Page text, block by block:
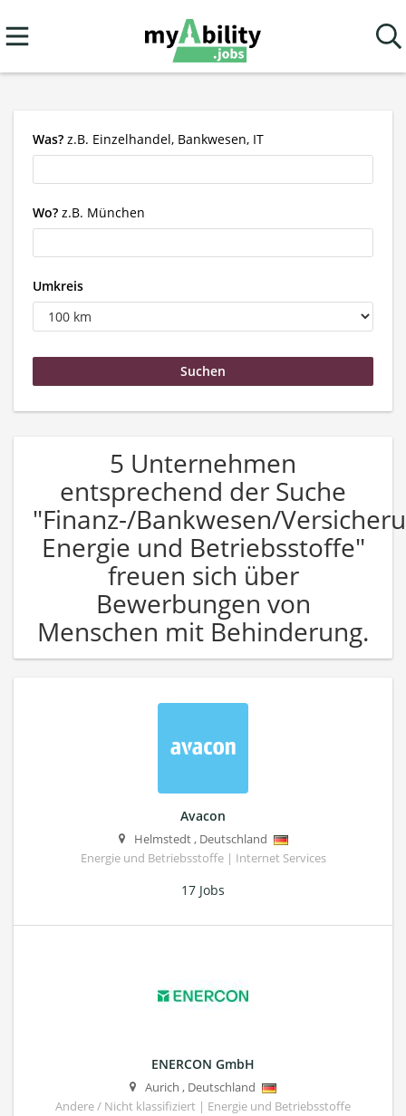
Was? z.B. Einzelhandel, Bankwesen, IT
Wo? z.B. München
Umkreis
5 Unternehmen
entsprechend der Suche
"Finanz-/Bankwesen/
Energie und Betriebsstoffe"
freuen sich über
Bewerbungen von
Menschen mit Behinderung.
Avacon
Helmstedt, Deutschland
Energie und Betriebsstoffe | Internet Services
17 Jobs
ENERCON GmbH
Aurich , Deutschland
Andere / Nicht klassifiziert | Energie und Betriebsstoffe